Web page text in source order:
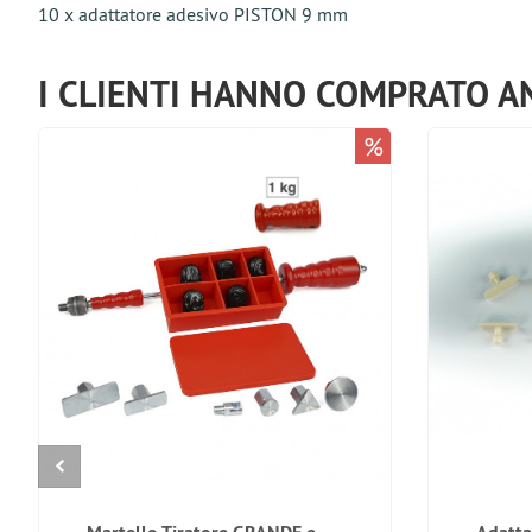
10 x adattatore adesivo PISTON 9 mm
I CLIENTI HANNO COMPRATO
%